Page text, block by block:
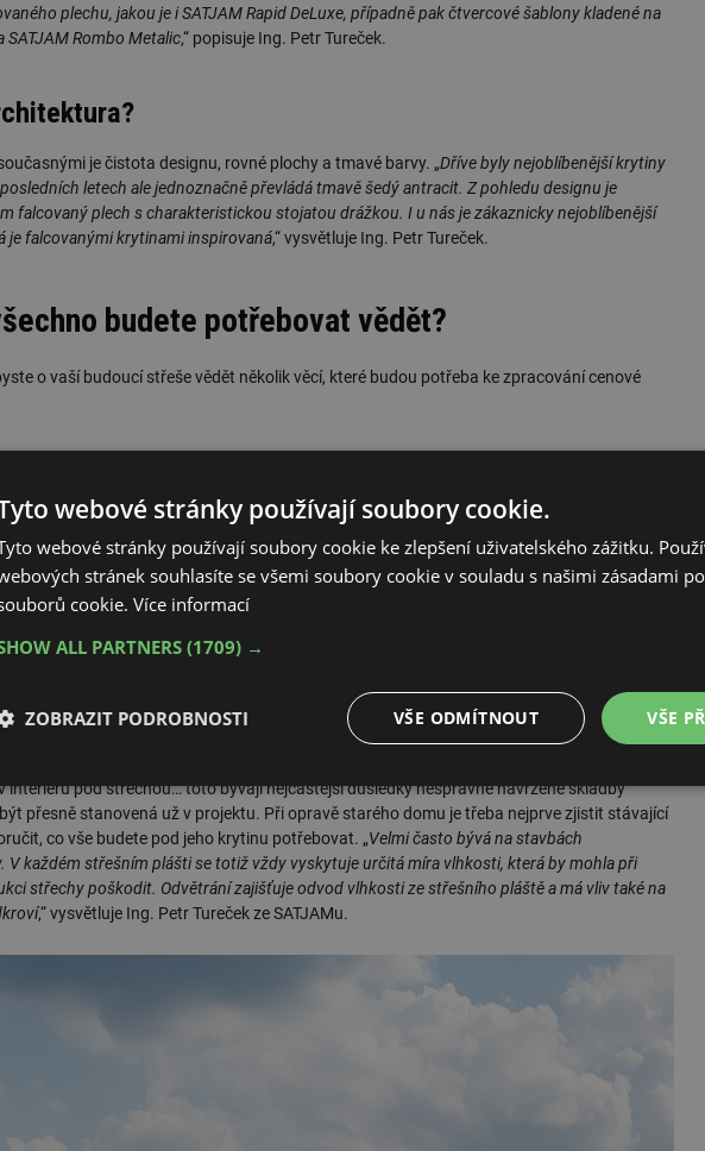
plechu, jakou je i SATJAM Rapid DeLuxe, případně pak čtvercové šablony kladené na
Rombo Metalic,“ popisuje Ing. Petr Tureček.
je čistota designu, rovné plochy a tmavé barvy. „Dříve byly nejoblíbenější krytiny
letech ale jednoznačně převládá tmavě šedý antracit. Z pohledu designu je
falcovaný plech s charakteristickou stojatou drážkou. I u nás je zákaznicky nejoblíbenější
je falcovanými krytinami inspirovaná,“ vysvětluje Ing. Petr Tureček.
budete potřebovat vědět?
o vaší budoucí střeše vědět několik věcí, které budou potřeba ke zpracování cenové
střechu vybíráte a co od ní očekáváte. U rodinného domu budete nejspíše chtít, aby se
tolik, co vy. U garáže nebo pergoly zase bývá prioritou co nejpříznivější cena. Důležitá je
v horských oblastech a jiný v jižních Čechách. U rekonstrukce je také třeba zhodnotit
to, co z něj může na střeše zůstat a které jeho součásti jsou na výměnu.
sklon, od kterého je bezpečné ji na střechu položit. Například na plochou střechu nelze
ani klasické tašky, protože by se na nich mohla dlouhodobě držet voda a nedala by se
krytin dají instalovat na střechy už od sklonu 8°, ale v extrémních případech
v rozmezí 4° až 8°,“ upozorňuje Ing. Petr Tureček ze SATJAMu.
interiéru pod střechou… toto bývají nejčastější důsledky nesprávně navržené skladby
přesně stanovená už v projektu. Při opravě starého domu je třeba nejprve zjistit stávající
co vše budete pod jeho krytinu potřebovat. „Velmi často bývá na stavbách
V každém střešním plášti se totiž vždy vyskytuje určitá míra vlhkosti, která by mohla při
střechy poškodit. Odvětrání zajišťuje odvod vlhkosti ze střešního pláště a má vliv také na
,“ vysvětluje Ing. Petr Tureček ze SATJAMu.
webové stránky používají soubory cookie.
webové stránky používají soubory cookie ke zlepšení uživatelského zážitku.
stránek souhlasíte se všemi soubory cookie v souladu s našimi zásadami
cookie. Více informací
ALL PARTNERS (1709) →
VŠE
VŠE ODMÍTNOUT
ZOBRAZIT PODROBNOSTI
Nezbytně nutné
soubory
Výkonové
soubory
Soubory cílení Funkční soubory